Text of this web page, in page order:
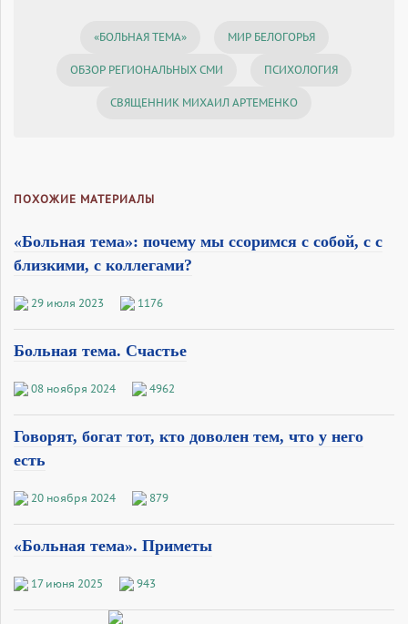
«БОЛЬНАЯ ТЕМА» МИР БЕЛОГОРЬЯ
ОБЗОР РЕГИОНАЛЬНЫХ СМИ ПСИХОЛОГИЯ
СВЯЩЕННИК МИХАИЛ АРТЕМЕНКО
ПОХОЖИЕ МАТЕРИАЛЫ
«Больная тема»: почему мы ссоримся с собой, с с
близкими, с коллегами?
29 июля 2023 1176
Больная тема. Счастье
08 ноября 2024 4962
Говорят, богат тот, кто доволен тем, что у него
есть
20 ноября 2024 879
«Больная тема». Приметы
17 июня 2025 943